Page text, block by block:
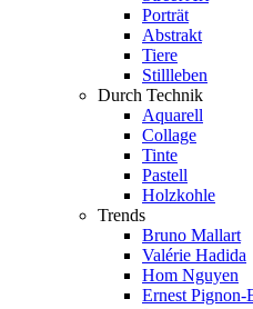
Porträt
Abstrakt
Tiere
Stillleben
Durch Technik
Aquarell
Collage
Tinte
Pastell
Holzkohle
Trends
Bruno Mallart
Valérie Hadida
Hom Nguyen
Ernest Pignon-